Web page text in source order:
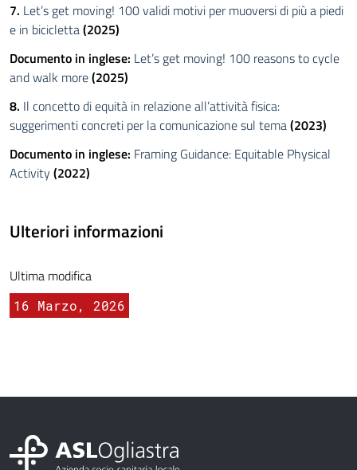
7. Let’s get moving! 100 validi motivi per muoversi di più a piedi
e in bicicletta(2025)
Documento in inglese: Let’s get moving! 100 reasons to cycle
and walk more(2025)
8. Il concetto di equità in relazione all’attività fisica:
suggerimenti concreti per la comunicazione sul tema(2023)
Documento in inglese: Framing Guidance: Equitable Physical
Activity (2022)
Ulteriori informazioni
Ultima modifica
16 Marzo, 2026